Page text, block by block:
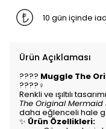
10 gün içinde
Ürün Açıklaması
???? Muggle The
????‍♀️
Renkli ve ışıltılı
The Original Mermaid
daha eğlenceli hale
✨ Ürün Özellikleri: